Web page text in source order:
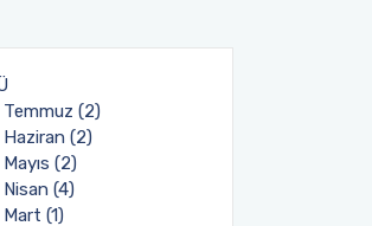
(2)
(2)
(2)
(4)
(1)